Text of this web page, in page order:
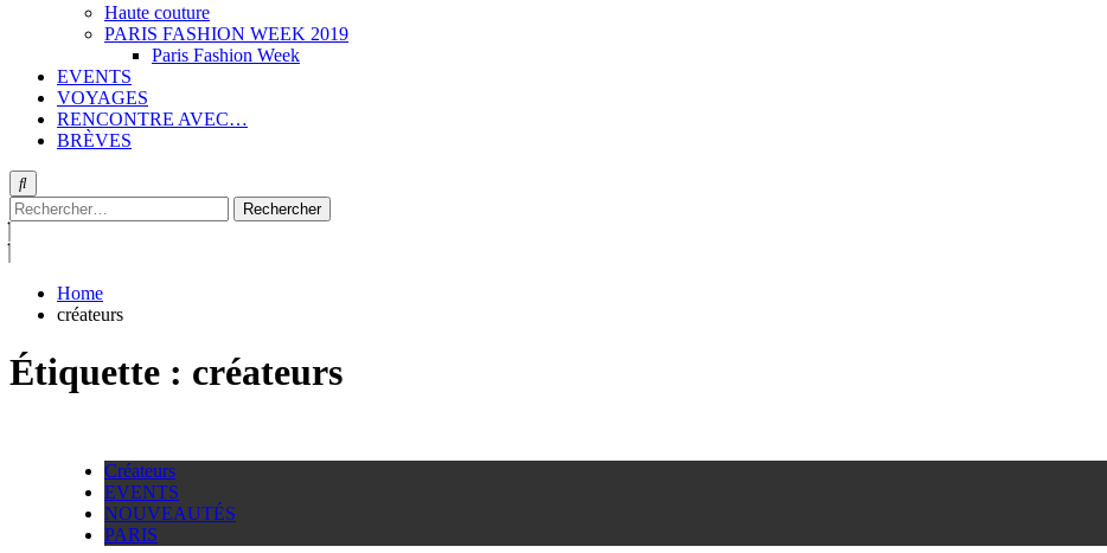
Haute couture
PARIS FASHION WEEK 2019
Paris Fashion Week
EVENTS
VOYAGES
RENCONTRE AVEC…
BRÈVES
Rechercher :
Home
créateurs
Étiquette : créateurs
Créateurs
EVENTS
NOUVEAUTÉS
PARIS